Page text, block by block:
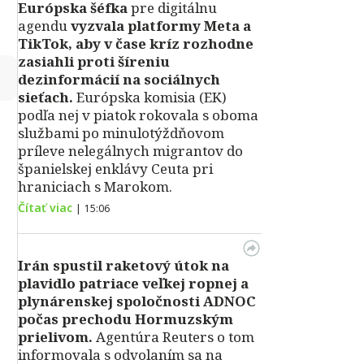
Európska šéfkapre digitálnu
agenduvyzvala platformy Meta a
TikTok, aby v čase kríz rozhodne
zasiahli proti šíreniu
dezinformácií na sociálnych
sieťach. Európska komisia (EK)
podľa nej v piatok rokovala s oboma
službami po minulotýždňovom
príleve nelegálnych migrantov do
španielskej enklávy Ceuta pri
hraniciach s Marokom.
Čítať viac | 15:06
Irán spustil raketový útok na
plavidlo patriace veľkej ropnej a
plynárenskej spoločnosti ADNOC
počas prechodu Hormuzským
prielivom. Agentúra Reuters o tom
informovala s odvolaním sa na